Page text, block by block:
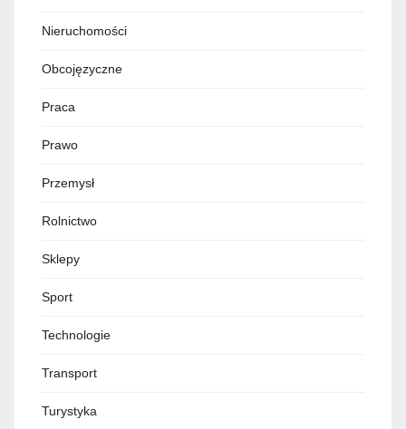
Nieruchomości
Obcojęzyczne
Praca
Prawo
Przemysł
Rolnictwo
Sklepy
Sport
Technologie
Transport
Turystyka